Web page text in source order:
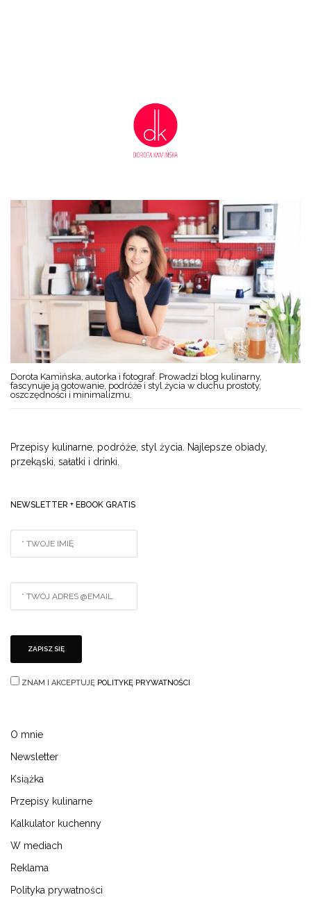
Dorota Kamińska, autorka i fotograf. Prowadzi blog kulinarny,
fascynuje ją gotowanie, podróże i styl życia w duchu prostoty,
oszczędności i minimalizmu.
Przepisy kulinarne, podróże, styl życia. Najlepsze obiady,
przekąski, sałatki i drinki.
NEWSLETTER + EBOOK GRATIS
ZNAM I AKCEPTUJĘ POLITYKĘ PRYWATNOŚCI
O mnie
Newsletter
Książka
Przepisy kulinarne
Kalkulator kuchenny
W mediach
Reklama
Polityka prywatności